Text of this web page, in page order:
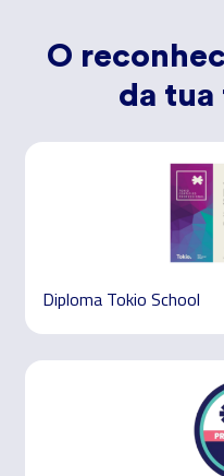
O
da tua
Diploma Tokio School